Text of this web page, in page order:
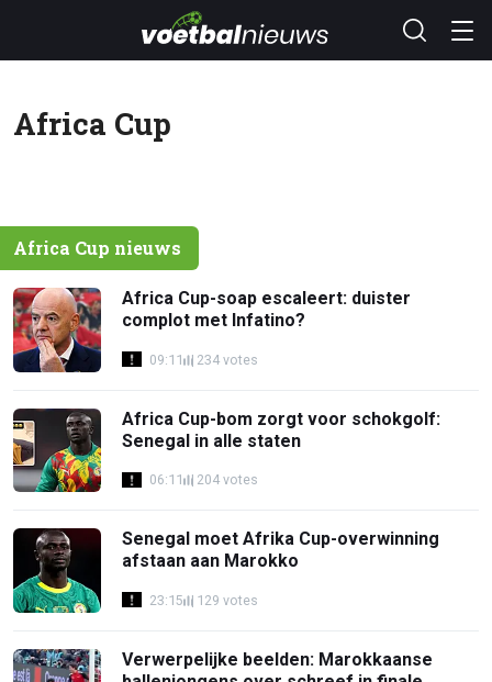
Africa Cup
Africa Cup nieuws
Africa Cup-soap escaleert: duister
complot met Infatino?
09:11 234 votes
Africa Cup-bom zorgt voor schokgolf:
Senegal in alle staten
06:11 204 votes
Senegal moet Afrika Cup-overwinning
afstaan aan Marokko
23:15 129 votes
Verwerpelijke beelden: Marokkaanse